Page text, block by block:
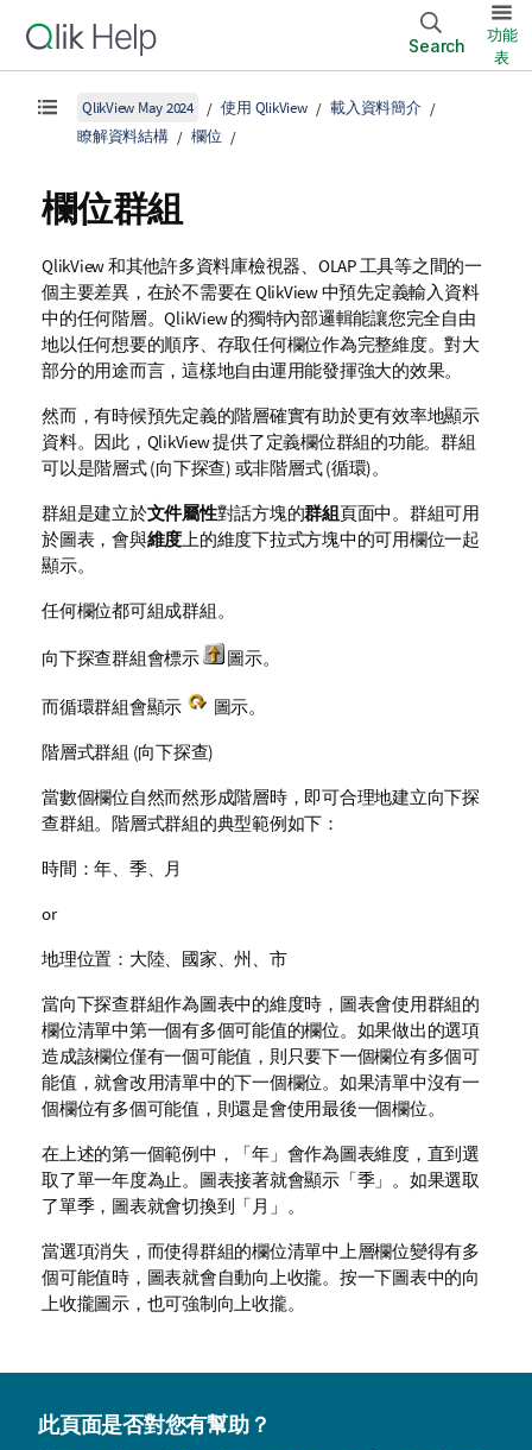
Search
功能
表
QlikView May 2024 使用 QlikView
載入資料簡介
瞭解資料結構
欄位
欄位群組
QlikView 和其他許多資料庫檢視器、OLAP 工具等之間的一
個主要差異，在於不需要在 QlikView 中預先定義輸入資料
中的任何階層。QlikView 的獨特內部邏輯能讓您完全自由
地以任何想要的順序、存取任何欄位作為完整維度。對大
部分的用途而言，這樣地自由運用能發揮強大的效果。
然而，有時候預先定義的階層確實有助於更有效率地顯示
資料。因此，QlikView 提供了定義欄位群組的功能。群組
可以是階層式 (向下探查) 或非階層式 (循環)。
群組是建立於文件屬性對話方塊的群組頁面中。群組可用
於圖表，會與維度上的維度下拉式方塊中的可用欄位一起
顯示。
任何欄位都可組成群組。
向下探查群組會標示 圖示。
而循環群組會顯示
圖示。
階層式群組 (向下探查)
當數個欄位自然而然形成階層時，即可合理地建立向下探
查群組。階層式群組的典型範例如下：
時間：年、季、月
or
地理位置：大陸、國家、州、市
當向下探查群組作為圖表中的維度時，圖表會使用群組的
欄位清單中第一個有多個可能值的欄位。如果做出的選項
造成該欄位僅有一個可能值，則只要下一個欄位有多個可
能值，就會改用清單中的下一個欄位。如果清單中沒有一
個欄位有多個可能值，則還是會使用最後一個欄位。
在上述的第一個範例中，「年」會作為圖表維度，直到選
取了單一年度為止。圖表接著就會顯示「季」。如果選取
了單季，圖表就會切換到「月」。
當選項消失，而使得群組的欄位清單中上層欄位變得有多
個可能值時，圖表就會自動向上收攏。按一下圖表中的向
上收攏圖示，也可強制向上收攏。
此頁面是否對您有幫助？